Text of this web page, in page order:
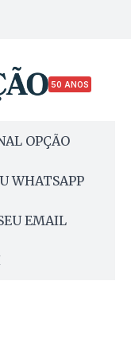
50 ANOS
OPÇÃO
WHATSAPP
EMAIL